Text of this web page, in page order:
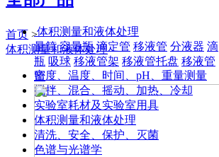
体积测量和液体处理
量筒 容量瓶 滴定管 移液管 分液器 滴
瓶 吸球 移液管架 移液管托盘 移液管
筒
首页 >
体积测量和液体处理
密度、温度、时间、pH、重量测量
搅拌、混合、摇动、加热、冷却
实验室耗材及实验室用具
体积测量和液体处理
清洗、安全、保护、灭菌
色谱与光谱学